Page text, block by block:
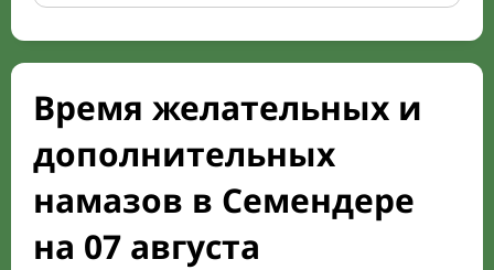
Время желательных и
дополнительных
намазов в Семендере
на 07 августа